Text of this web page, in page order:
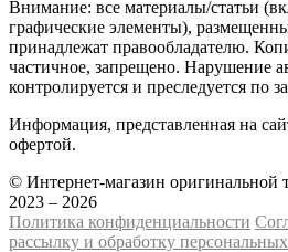
Внимание: все материалы/статьи
графические элементы),
принадлежат правообладателю.
частичное, запрещено. Нарушение
контролируется и преследуется по
Информация, представленная на
офертой.
© Интернет-магазин
2023 – 2026
Политика конфиденциальности
рассылку и обработку